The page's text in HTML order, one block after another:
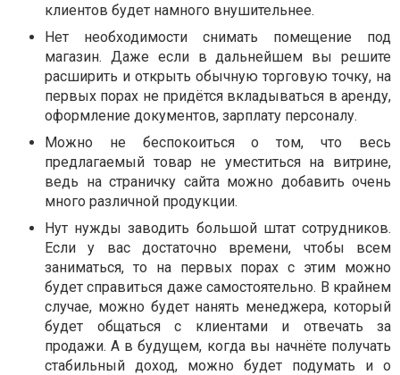
клиентов будет намного внушительнее.
Нет необходимости снимать помещение под
магазин. Даже если в дальнейшем вы решите
расширить и открыть обычную торговую точку, на
первых порах не придётся вкладываться в аренду,
оформление документов, зарплату персоналу.
Можно не беспокоиться о том, что весь
предлагаемый товар не уместиться на витрине,
ведь на страничку сайта можно добавить очень
много различной продукции.
Нут нужды заводить большой штат сотрудников.
Если у вас достаточно времени, чтобы всем
заниматься, то на первых порах с этим можно
будет справиться даже самостоятельно. В крайнем
случае, можно будет нанять менеджера, который
будет общаться с клиентами и отвечать за
продажи. А в будущем, когда вы начнёте получать
стабильный доход, можно будет подумать и о